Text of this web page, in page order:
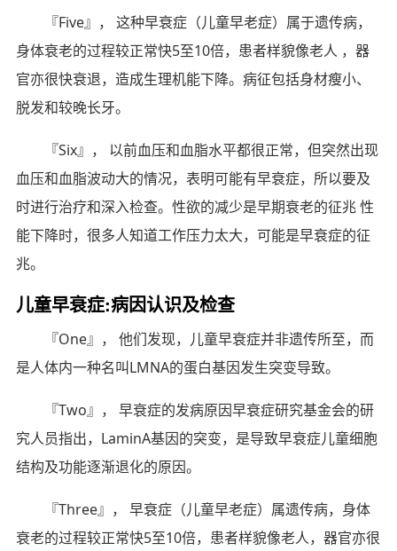
『Five』， 这种早衰症（儿童早老症）属于遗传病，
身体衰老的过程较正常快5至10倍，患者样貌像老人 ，器
官亦很快衰退，造成生理机能下降。病征包括身材瘦小、
脱发和较晚长牙。
『Six』， 以前血压和血脂水平都很正常，但突然出现
血压和血脂波动大的情况，表明可能有早衰症，所以要及
时进行治疗和深入检查。性欲的减少是早期衰老的征兆 性
能下降时，很多人知道工作压力太大，可能是早衰症的征
兆。
儿童早衰症:病因认识及检查
『One』， 他们发现，儿童早衰症并非遗传所至，而
是人体内一种名叫LMNA的蛋白基因发生突变导致。
『Two』， 早衰症的发病原因早衰症研究基金会的研
究人员指出，LaminA基因的突变，是导致早衰症儿童细胞
结构及功能逐渐退化的原因。
『Three』， 早衰症（儿童早老症）属遗传病，身体
衰老的过程较正常快5至10倍，患者样貌像老人，器官亦很